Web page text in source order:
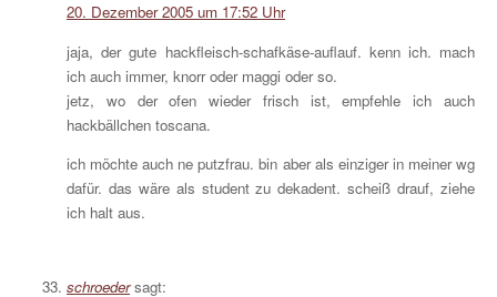
20. Dezember 2005 um 17:52 Uhr
jaja, der gute hackfleisch-schafkäse-auflauf. kenn ich. mach
ich auch immer, knorr oder maggi oder so.
jetz, wo der ofen wieder frisch ist, empfehle ich auch
hackbällchen toscana.
ich möchte auch ne putzfrau. bin aber als einziger in meiner wg
dafür. das wäre als student zu dekadent. scheiß drauf, ziehe
ich halt aus.
schroeder sagt: